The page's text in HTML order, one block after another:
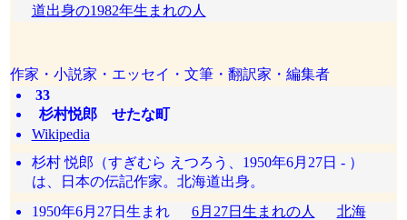
道出身の1982年生まれの人
作家・小説家・エッセイ・文筆・翻訳家・編集者
33
杉村悦郎 せたな町
Wikipedia
杉村 悦郎（すぎむら えつろう、1950年6月27日 - ）
は、日本の伝記作家。北海道出身。
1950年6月27日生まれ 6月27日生まれの人
北海